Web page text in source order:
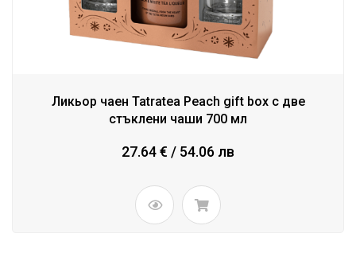
Ликьор чаен Tatratea Peach gift box с две
стъклени чаши 700 мл
27.64 € / 54.06 лв